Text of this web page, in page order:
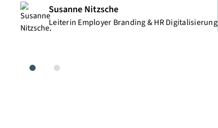
Susanne Nitzsche
Leiterin Employer Branding & HR Digitalisierung